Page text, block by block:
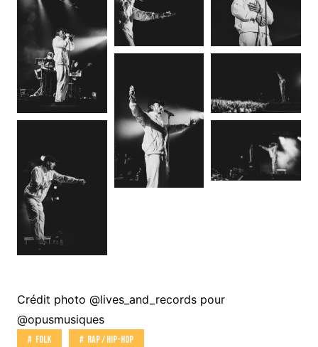
Crédit photo @lives_and_records pour
@opusmusiques
Folk Rap / Hip-Hop